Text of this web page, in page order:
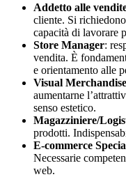
Addetto alle
cliente. Si
capacità di lavorare
Store Manager:
vendita. È
e orientamento alle
Visual
aumentarne
senso estetico.
Magazziniere/
prodotti.
E-commerce
Necessarie
web.